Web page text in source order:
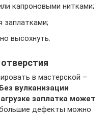
капроновыми нитками;
заплатками;
высохнуть.
в мастерской –
Без вулканизации
заплатка может
дефекты можно